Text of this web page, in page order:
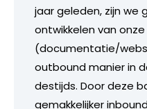
jaar geleden, zijn
ontwikkelen van
(documentatie/
outbound manier in
destijds. Door deze
gemakkelijker